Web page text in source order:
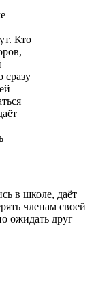
Кто
сразу
в школе, даёт
членам своей
ожидать друг